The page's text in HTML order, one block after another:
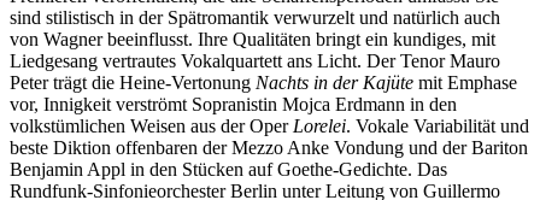
sind stilistisch in der Spätromantik verwurzelt und natürlich auch
von Wagner beeinflusst. Ihre Qualitäten bringt ein kundiges, mit
Liedgesang vertrautes Vokalquartett ans Licht. Der Tenor Mauro
Peter trägt die Heine-Vertonung Nachts in der Kajüte mit Emphase
vor, Innigkeit verströmt Sopranistin Mojca Erdmann in den
volkstümlichen Weisen aus der Oper Lorelei. Vokale Variabilität und
beste Diktion offenbaren der Mezzo Anke Vondung und der Bariton
Benjamin Appl in den Stücken auf Goethe-Gedichte. Das
Rundfunk-Sinfonieorchester Berlin unter Leitung von Guillermo